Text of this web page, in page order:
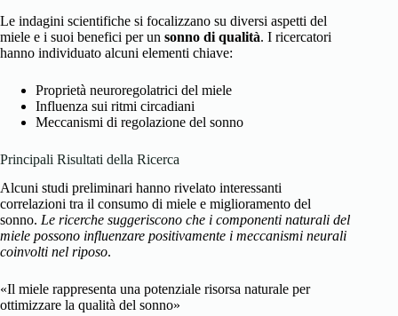
Le indagini scientifiche si focalizzano su diversi aspetti del
miele e i suoi benefici per un sonno di qualità. I ricercatori
hanno individuato alcuni elementi chiave:
Proprietà neuroregolatrici del miele
Influenza sui ritmi circadiani
Meccanismi di regolazione del sonno
Principali Risultati della Ricerca
Alcuni studi preliminari hanno rivelato interessanti
correlazioni tra il consumo di miele e miglioramento del
sonno. Le ricerche suggeriscono che i componenti naturali del
miele possono influenzare positivamente i meccanismi neurali
coinvolti nel riposo.
«Il miele rappresenta una potenziale risorsa naturale per
ottimizzare la qualità del sonno»